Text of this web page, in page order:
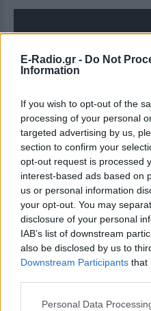
E-Radio.gr - Do Not
Information
If you wish to opt-out of the
processing of your personal
targeted advertising by us,
section to confirm your
opt-out request is processed
interest-based ads based on
us or personal information
your opt-out. You may
disclosure of your personal
IAB’s list of downstream
also be disclosed by us to
Downstream Participants that
Personal Data